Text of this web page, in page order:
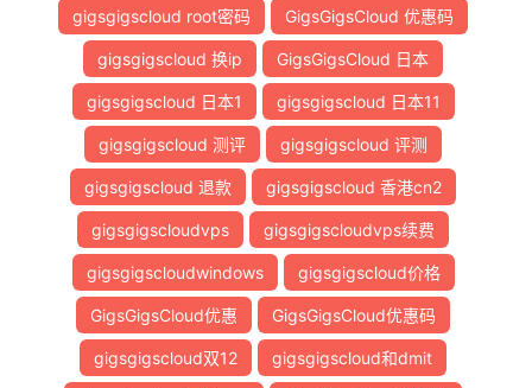
gigsgigscloud root密码 GigsGigsCloud 优惠码
gigsgigscloud 换ip GigsGigsCloud 日本
gigsgigscloud 日本1 gigsgigscloud 日本11
gigsgigscloud 测评 gigsgigscloud 评测
gigsgigscloud 退款 gigsgigscloud 香港cn2
gigsgigscloudvps gigsgigscloudvps续费
gigsgigscloudwindows gigsgigscloud价格
GigsGigsCloud优惠 GigsGigsCloud优惠码
gigsgigscloud双12 gigsgigscloud和dmit